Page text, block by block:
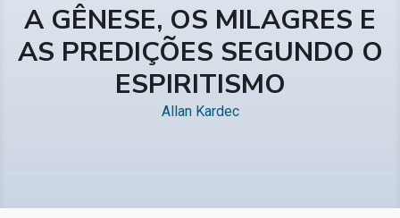
A GÊNESE, OS MILAGRES E
AS PREDIÇÕES SEGUNDO O
ESPIRITISMO
Allan Kardec